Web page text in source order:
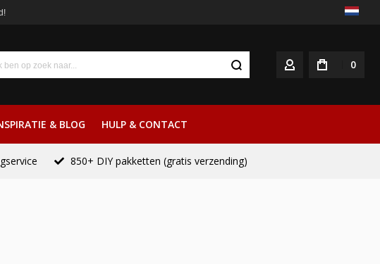
ACCOUNT 0
& BLOG HULP & CONTACT
850+ DIY pakketten (gratis verzending)